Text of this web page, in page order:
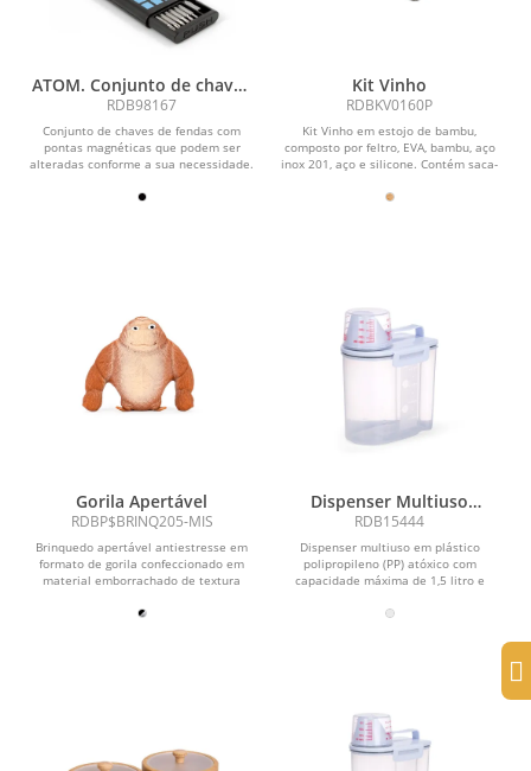
ATOM. Conjunto de chaves
de fendas com diferentes
pontas magnéticas em aço
carbono
RDB98167
Conjunto de chaves de fendas com
pontas magnéticas que podem ser
alteradas conforme a sua necessidade.
Kit Vinho
RDBKV0160P
Kit Vinho em estojo de bambu,
composto por feltro, EVA, bambu, aço
inox 201, aço e silicone. Contém saca-
Gorila Apertável
RDBP$BRINQ205-MIS
Brinquedo apertável antiestresse em
formato de gorila confeccionado em
material emborrachado de textura
Dispenser Multiuso
Plástico 1,5L
RDB15444
Dispenser multiuso em plástico
polipropileno (PP) atóxico com
capacidade máxima de 1,5 litro e